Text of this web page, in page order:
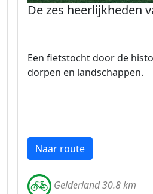
De zes heerlijkheden
Een fietstocht door de
dorpen en landschappen.
Naar route
Gelderland 30.8 km